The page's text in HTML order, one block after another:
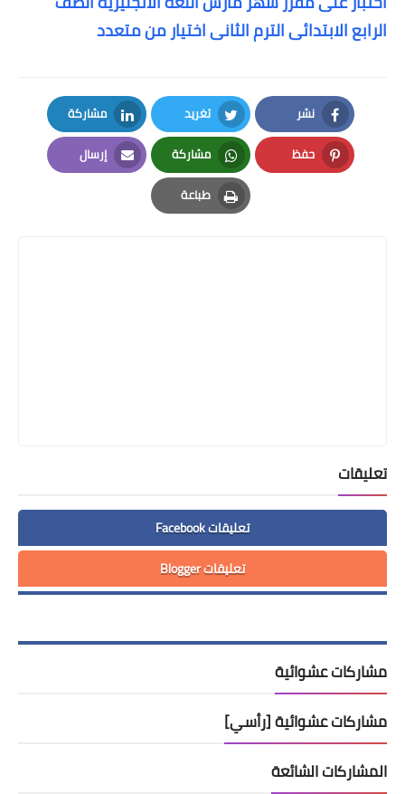
الرابع الابتدائى الترم الثانى اختيار من متعدد
نشر
Facebook
تغريد
Twitter
مشاركة
LinkedIn
حفظ
Pinterest
مشاركة
Whatsapp
إرسال
Email
طباعة
Print
تعليقات
تعليقات Facebook
تعليقات Blogger
مشاركات عشوائية
مشاركات عشوائية [رأسي]
المشاركات الشائعة